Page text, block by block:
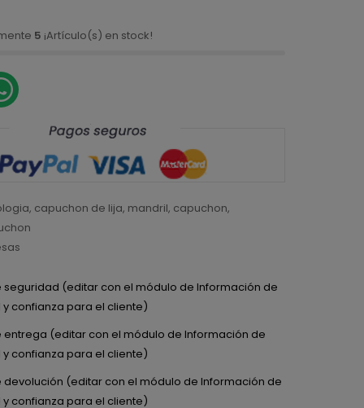
5 ¡Artículo(s) en stock!
, capuchon de lija, mandril, capuchon,
seguridad (editar con el módulo de Información de
confianza para el cliente)
entrega (editar con el módulo de Información de
confianza para el cliente)
devolución (editar con el módulo de Información de
confianza para el cliente)